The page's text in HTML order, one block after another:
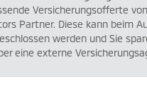
Versicherungsofferte
Partner. Diese kann beim
werden und Sie
eine externe